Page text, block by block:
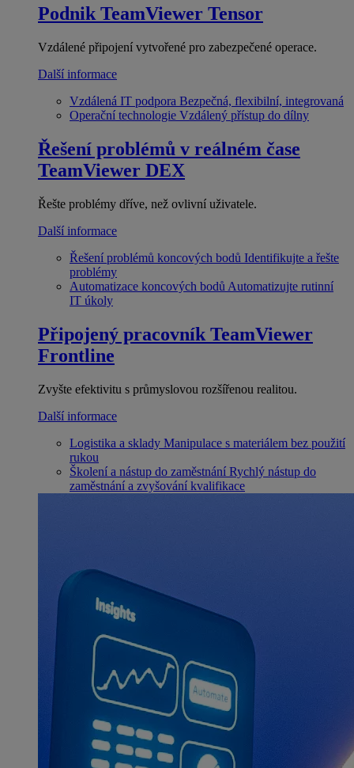
Podnik TeamViewer Tensor
Vzdálené připojení vytvořené pro zabezpečené operace.
Další informace
Vzdálená IT podpora Bezpečná, flexibilní, integrovaná
Operační technologie Vzdálený přístup do dílny
Řešení problémů v reálném čase
TeamViewer DEX
Řešte problémy dříve, než ovlivní uživatele.
Další informace
Řešení problémů koncových bodů Identifikujte a řešte
problémy
Automatizace koncových bodů Automatizujte rutinní
IT úkoly
Připojený pracovník TeamViewer
Frontline
Zvyšte efektivitu s průmyslovou rozšířenou realitou.
Další informace
Logistika a sklady Manipulace s materiálem bez použití
rukou
Školení a nástup do zaměstnání Rychlý nástup do
zaměstnání a zvyšování kvalifikace